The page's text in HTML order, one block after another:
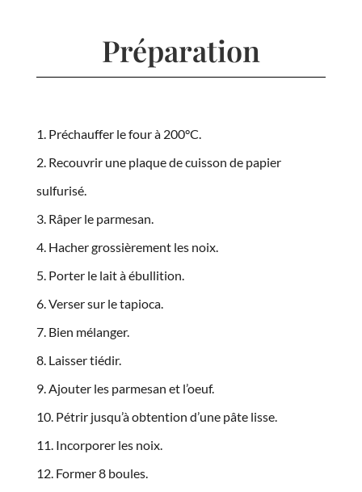
Préparation
Préchauffer le four à 200°C.
Recouvrir une plaque de cuisson de papier
sulfurisé.
Râper le parmesan.
Hacher grossièrement les noix.
Porter le lait à ébullition.
Verser sur le tapioca.
Bien mélanger.
Laisser tiédir.
Ajouter les parmesan et l’oeuf.
Pétrir jusqu’à obtention d’une pâte lisse.
Incorporer les noix.
Former 8 boules.